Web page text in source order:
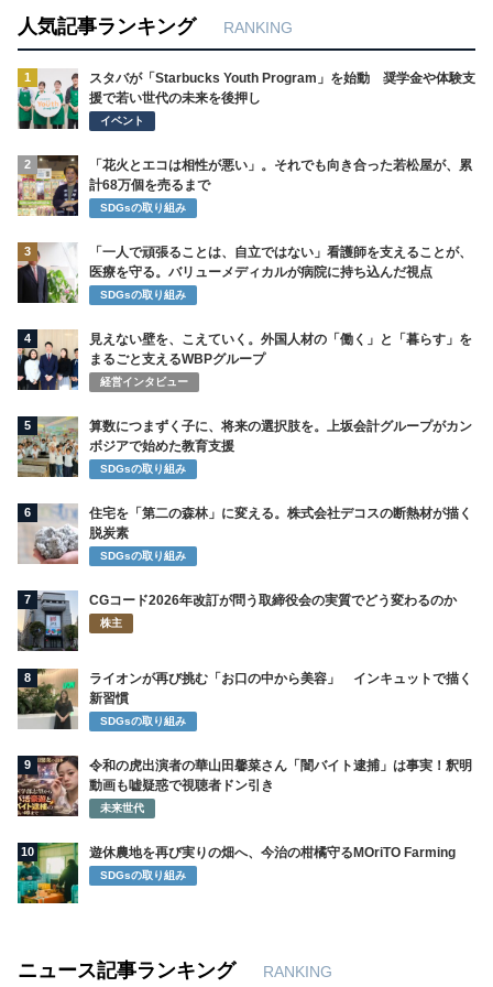
人気記事ランキング RANKING
1
スタバが「Starbucks Youth Program」を始動 奨学金や体験支
援で若い世代の未来を後押し
イベント
2
「花火とエコは相性が悪い」。それでも向き合った若松屋が、累
計68万個を売るまで
SDGsの取り組み
3
「一人で頑張ることは、自立ではない」看護師を支えることが、
医療を守る。バリューメディカルが病院に持ち込んだ視点
SDGsの取り組み
4
見えない壁を、こえていく。外国人材の「働く」と「暮らす」を
まるごと支えるWBPグループ
経営インタビュー
5
算数につまずく子に、将来の選択肢を。上坂会計グループがカン
ボジアで始めた教育支援
SDGsの取り組み
6
住宅を「第二の森林」に変える。株式会社デコスの断熱材が描く
脱炭素
SDGsの取り組み
7 CGコード2026年改訂が問う取締役会の実質でどう変わるのか
株主
8
ライオンが再び挑む「お口の中から美容」 インキュットで描く
新習慣
SDGsの取り組み
9
令和の虎出演者の華山田馨菜さん「闇バイト逮捕」は事実！釈明
動画も嘘疑惑で視聴者ドン引き
未来世代
10 遊休農地を再び実りの畑へ、今治の柑橘守るMOriTO Farming
SDGsの取り組み
ニュース記事ランキング RANKING